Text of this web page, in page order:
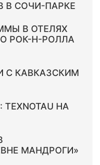
В СОЧИ-ПАРКЕ
В ОТЕЛЯХ
РОК-Н-РОЛЛА
С КАВКАЗСКИМ
НА
МАНДРОГИ»